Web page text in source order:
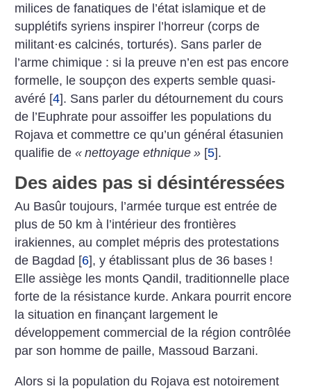
milices de fanatiques de l’état islamique et de
supplétifs syriens inspirer l’horreur (corps de
militant·es calcinés, torturés). Sans parler de
l’arme chimique : si la preuve n’en est pas encore
formelle, le soupçon des experts semble quasi-
avéré [4]. Sans parler du détournement du cours
de l’Euphrate pour assoiffer les populations du
Rojava et commettre ce qu’un général étasunien
qualifie de« nettoyage ethnique » [5].
Des aides pas si désintéressées
Au Basûr toujours, l’armée turque est entrée de
plus de 50 km à l’intérieur des frontières
irakiennes, au complet mépris des protestations
de Bagdad [6], y établissant plus de 36 bases !
Elle assiège les monts Qandil, traditionnelle place
forte de la résistance kurde. Ankara pourrit encore
la situation en finançant largement le
développement commercial de la région contrôlée
par son homme de paille, Massoud Barzani.
Alors si la population du Rojava est notoirement